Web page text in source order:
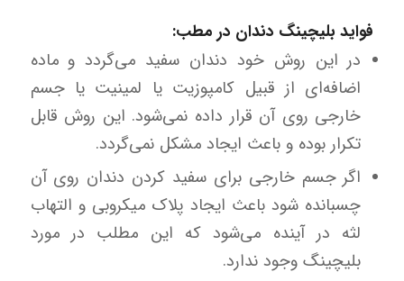
فواید بلیچینگ دندان در مطب:
در این روش خود دندان سفید می‌گردد و ماده
اضافه‌ای از قبیل کامپوزیت یا لمینیت یا جسم
خارجی روی آن قرار داده نمی‌شود. این روش قابل
تکرار بوده و باعث ایجاد مشکل نمی‌گردد.
اگر جسم خارجی برای سفید کردن دندان روی آن
چسبانده شود باعث ایجاد پلاک میکروبی و التهاب
لثه در آینده می‌شود که این مطلب در مورد
بلیچینگ وجود ندارد.